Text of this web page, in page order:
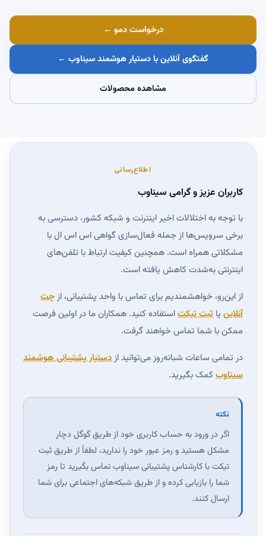
درخواست دمو ←
گفتگوی آنلاین با دستیار هوشمند سیناوب ←
مشاهده محصولات
اطلاع‌رسانی
کاربران عزیز و گرامی سیناوب
با توجه به اختلالات اخیر اینترنت و شبکه کشور، دسترسی به
برخی سرویس‌ها از جمله فعال‌سازی گواهی اس اس ال با
مشکلاتی همراه است. همچنین کیفیت ارتباط با تلفن‌های
اینترنتی به‌شدت کاهش یافته است.
از این‌رو، خواهشمندیم برای تماس با واحد پشتیبانی، ازچت
آنلاین یا ثبت تیکتاستفاده کنید. همکاران ما در اولین فرصت
ممکن با شما تماس خواهند گرفت.
در تمامی ساعات شبانه‌روز می‌توانید ازدستیار پشتیبانی هوشمند
سیناوبکمک بگیرید.
نکته
اگر در ورود به حساب کاربری خود از طریق گوگل دچار
مشکل هستید و رمز عبور خود را ندارید، لطفاً از طریقثبت
تیکتبا کارشناس پشتیبانی سیناوب تماس بگیرید تا رمز
شما را بازیابی کرده و از طریق شبکه‌های اجتماعی برای شما
ارسال کنند.